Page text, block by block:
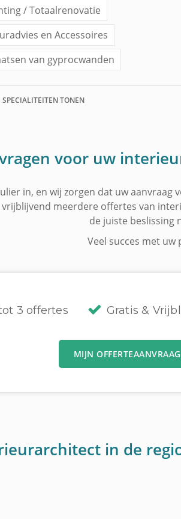
/ Totaalrenovatie
en Accessoires
van gyprocwanden
TONEN
voor uw
in, en wij zorgen dat uw aanvraag
meerdere offertes van
de juiste beslissing
Veel succes met uw
3 offertes Gratis &
MIJN
in de